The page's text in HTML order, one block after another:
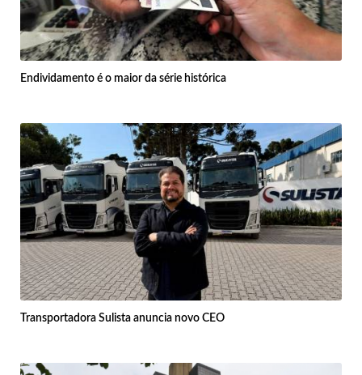
Endividamento é o maior da série histórica
Transportadora Sulista anuncia novo CEO